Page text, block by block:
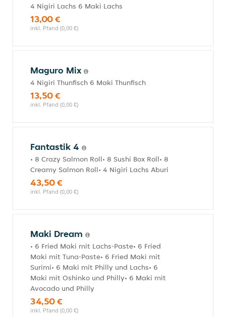
4 Nigiri Lachs 6 Maki Lachs
13,00 €
inkl. Pfand (0,00 €)
Maguro Mix
4 Nigiri Thunfisch 6 Maki Thunfisch
13,50 €
inkl. Pfand (0,00 €)
Fantastik 4
• 8 Crazy Salmon Roll• 8 Sushi Box Roll• 8
Creamy Salmon Roll• 4 Nigiri Lachs Aburi
43,50 €
inkl. Pfand (0,00 €)
Maki Dream
• 6 Fried Maki mit Lachs-Paste• 6 Fried
Maki mit Tuna-Paste• 6 Fried Maki mit
Surimi• 6 Maki mit Philly und Lachs• 6
Maki mit Oshinko und Philly• 6 Maki mit
Avocado und Philly
34,50 €
inkl. Pfand (0,00 €)